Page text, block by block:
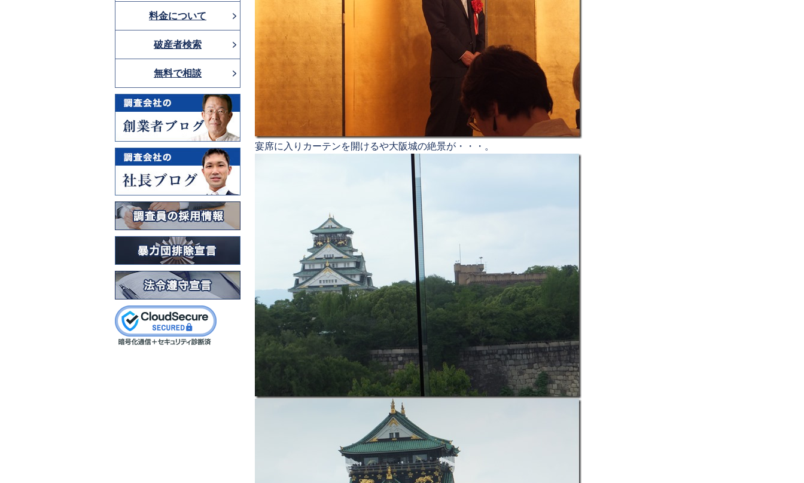
宴席に入りカーテンを開けるや大阪城の絶景が・・・。
料金について
破産者検索
無料で相談